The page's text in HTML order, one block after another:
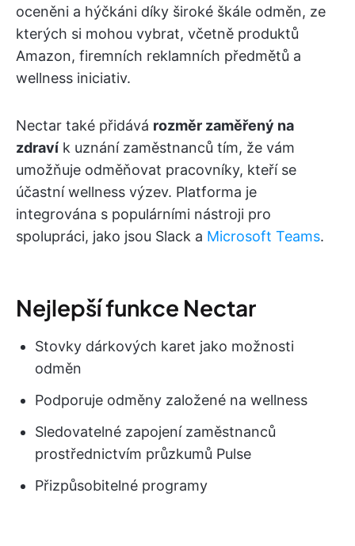
oceněni a hýčkáni díky široké škále odměn, ze
kterých si mohou vybrat, včetně produktů
Amazon, firemních reklamních předmětů a
wellness iniciativ.
Nectar také přidává rozměr zaměřený na
zdraví k uznání zaměstnanců tím, že vám
umožňuje odměňovat pracovníky, kteří se
účastní wellness výzev. Platforma je
integrována s populárními nástroji pro
spolupráci, jako jsou Slack a Microsoft Teams.
Nejlepší funkce Nectar
Stovky dárkových karet jako možnosti
odměn
Podporuje odměny založené na wellness
Sledovatelné zapojení zaměstnanců
prostřednictvím průzkumů Pulse
Přizpůsobitelné programy